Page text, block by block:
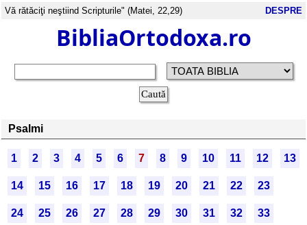
Vă rătăciţi neştiind Scripturile" (Matei, 22,29) DESPRE
BibliaOrtodoxa.ro
Psalmi
1 2 3 4 5 6 7 8 9 10 11 12 13
14 15 16 17 18 19 20 21 22 23
24 25 26 27 28 29 30 31 32 33